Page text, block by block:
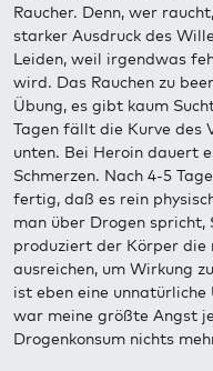
Raucher. Denn, wer
starker Ausdruck des
Leiden, weil irgendwas
wird. Das Rauchen zu
Übung, es gibt kaum
Tagen fällt die Kurve des
unten. Bei Heroin dauert
Schmerzen. Nach 4-5
fertig, daß es rein
man über Drogen spricht,
produziert der Körper die
ausreichen, um Wirkung
ist eben eine
war meine größte Angst
Drogenkonsum nichts